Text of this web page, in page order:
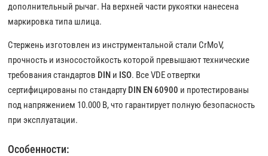
дополнительный рычаг. На верхней части рукоятки нанесена
маркировка типа шлица.
Стержень изготовлен из инструментальной стали CrMoV,
прочность и износостойкость которой превышают технические
требования стандартов DIN и ISO. Все VDE отвертки
сертифицированы по стандарту DIN EN 60900 и протестированы
под напряжением 10.000 В, что гарантирует полную безопасность
при эксплуатации.
Особенности: